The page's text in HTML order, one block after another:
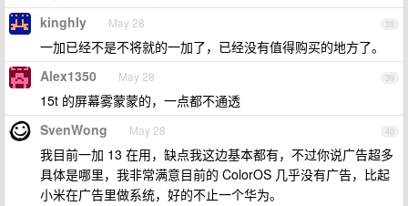
38
kinghly May 28
一加已经不是不将就的一加了，已经没有值得购买的地方了。
39
Alex1350 May 28
15t 的屏幕雾蒙蒙的，一点都不通透
40
SvenWong May 28
我目前一加 13 在用，缺点我这边基本都有，不过你说广告超多
具体是哪里，我非常满意目前的 ColorOS 几乎没有广告，比起
小米在广告里做系统，好的不止一个华为。